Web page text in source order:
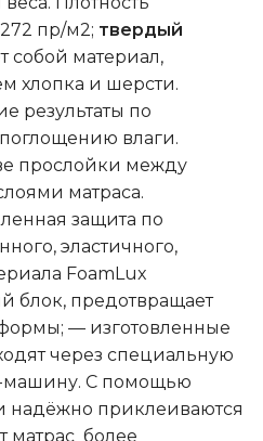
пр/м2; твердый
собой материал,
хлопка и шерсти.
результаты по
влаги.
прослойки между
матраса.
защита по
эластичного,
FoamLux
блок, предотвращает
— изготовленные
через специальную
машину. С помощью
надёжно приклеиваются
матрас более